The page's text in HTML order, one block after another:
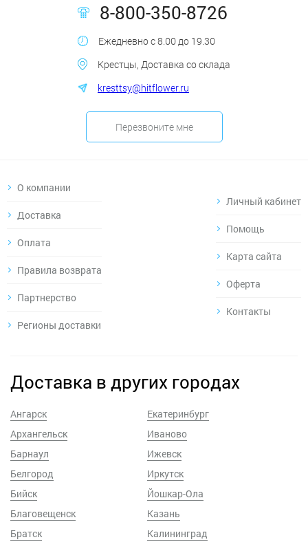
8-800-350-8726
Ежедневно с 8.00 до 19.30
Крестцы, Доставка со склада
kresttsy@hitflower.ru
Перезвоните мне
О компании
Доставка
Оплата
Правила возврата
Партнерство
Регионы доставки
Личный кабинет
Помощь
Карта сайта
Оферта
Контакты
Доставка в других городах
Ангарск
Архангельск
Барнаул
Белгород
Бийск
Благовещенск
Братск
Екатеринбург
Иваново
Ижевск
Иркутск
Йошкар-Ола
Казань
Калининград